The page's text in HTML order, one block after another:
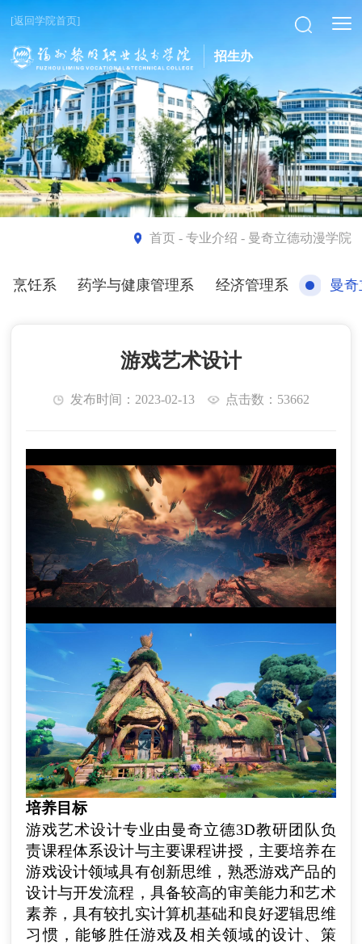
[返回学院首页]
招生办
首页- 专业介绍 - 曼奇立德动漫学院
烹饪系 药学与健康管理系 经济管理系 曼
游戏艺术设计
发布时间：2023-02-13 点击数：53662
培养目标
游戏艺术设计专业由曼奇立德3D教研团队负
责课程体系设计与主要课程讲授， 主要培养在
游戏设计领域具有创新思维，熟悉游戏产品的
设计与开发流程，具备较高的审美能力和艺术
素养，具有较扎实计算机基础和良好逻辑思维
习惯，能够胜任游戏及相关领域的设计、策